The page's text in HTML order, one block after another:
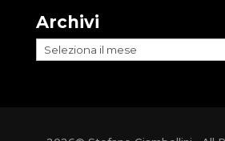
Archivi
Archivi